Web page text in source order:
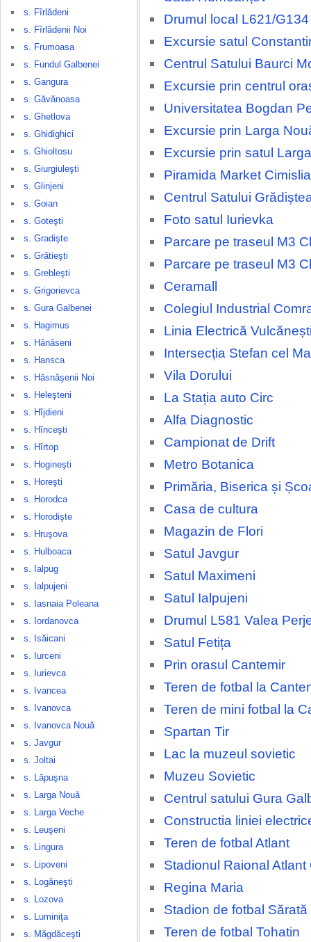
s. Fîrlădeni
s. Fîrlădenii Noi
s. Frumoasa
s. Fundul Galbenei
s. Gangura
s. Găvănoasa
s. Ghetlova
s. Ghidighici
s. Ghioltosu
s. Giurgiuleşti
s. Glinjeni
s. Goian
s. Goteşti
s. Gradişte
s. Grătieşti
s. Grebleşti
s. Grigorievca
s. Gura Galbenei
s. Hagimus
s. Hănăseni
s. Hansca
s. Hăsnăşenii Noi
s. Heleşteni
s. Hîjdieni
s. Hînceşti
s. Hîrtop
s. Hogineşti
s. Horeşti
s. Horodca
s. Horodişte
s. Hruşova
s. Hulboaca
s. Ialpug
s. Ialpujeni
s. Iasnaia Poleana
s. Iordanovca
s. Isăicani
s. Iurceni
s. Iurievca
s. Ivancea
s. Ivanovca
s. Ivanovca Nouă
s. Javgur
s. Joltai
s. Lăpuşna
s. Larga Nouă
s. Larga Veche
s. Leuşeni
s. Lingura
s. Lipoveni
s. Logăneşti
s. Lozova
s. Luminiţa
s. Măgdăceşti
Drumul local L621/G134
Excursie satul
Centrul Satului Baurci
Excursie prin centrul
Universitatea Bogdan
Excursie prin Larga
Excursie prin satul
Piramida Market Cimislia
Centrul Satului
Foto satul Iurievka
Parcare pe traseul M3
Parcare pe traseul M3
Ceramall
Colegiul Industrial
Linia Electrică
Intersecția Stefan cel
Vila Dorului
La Stația auto Circ
Alfa Diagnostic
Campionat de Drift
Metro Botanica
Primăria, Biserica și
Casa de cultura
Magazin de Flori
Satul Javgur
Satul Maximeni
Satul Ialpujeni
Drumul L581 Valea
Satul Fetița
Prin orasul Cantemir
Teren de fotbal la
Teren de mini fotbal la
Spartan Tir
Lac la muzeul sovietic
Muzeu Sovietic
Centrul satului Gura
Constructia liniei
Teren de fotbal Atlant
Stadionul Raional Atlant
Regina Maria
Stadion de fotbal
Teren de fotbal Tohatin